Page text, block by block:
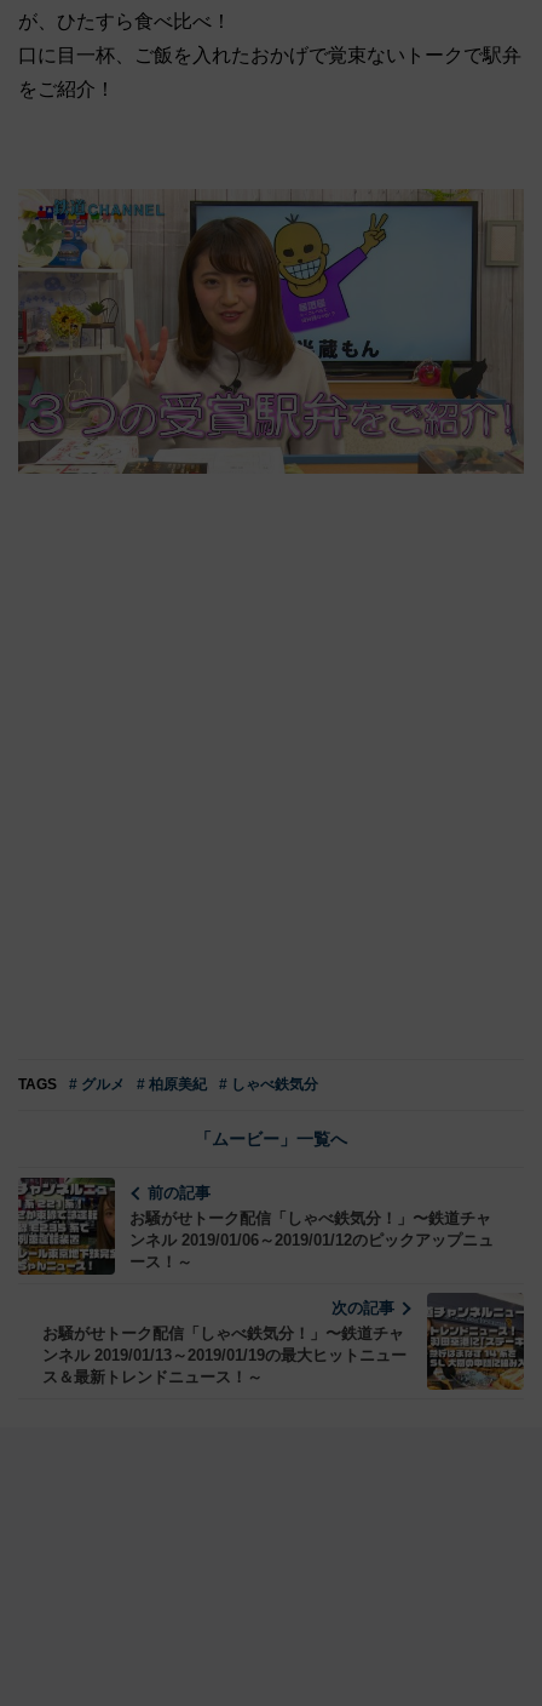
が、ひたすら食べ比べ！
口に目一杯、ご飯を入れたおかげで覚束ないトークで駅弁
をご紹介！
TAGS # グルメ # 柏原美紀 # しゃべ鉄気分
「ムービー」一覧へ
前の記事
お騒がせトーク配信「しゃべ鉄気分！」〜鉄道チャ
ンネル 2019/01/06～2019/01/12のピックアップニュ
ース！～
次の記事
お騒がせトーク配信「しゃべ鉄気分！」〜鉄道チャ
ンネル 2019/01/13～2019/01/19の最大ヒットニュー
ス＆最新トレンドニュース！～